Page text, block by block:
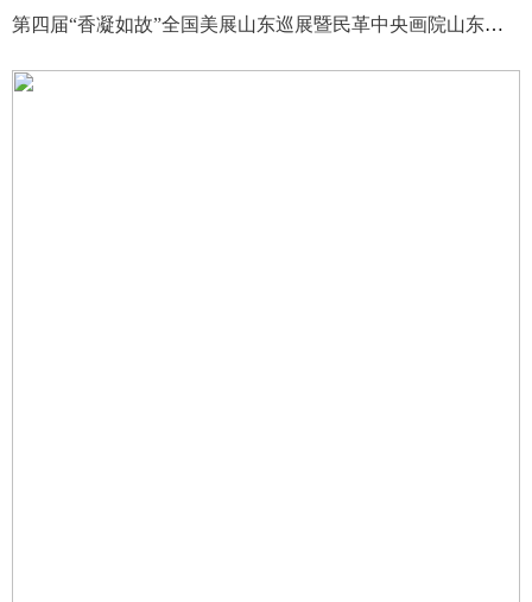
第四届“香凝如故”全国美展山东巡展暨民革中央画院山东展览中心落成活动启幕